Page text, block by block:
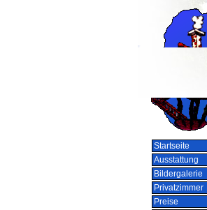
Startseite
Ausstattung
Bildergalerie
Privatzimmer
Preise